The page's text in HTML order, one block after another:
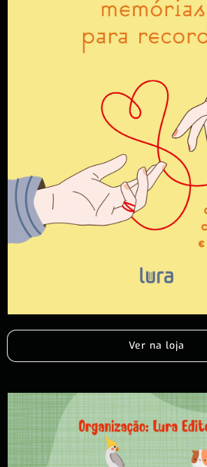
Ver na loja